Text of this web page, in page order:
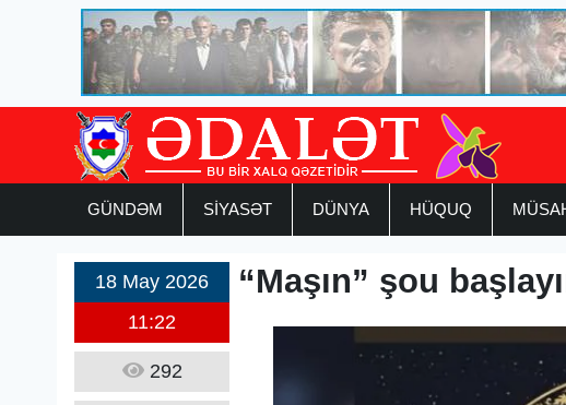
GÜNDƏM SİYASƏT DÜNYA HÜQUQ
18 May 2026
11:22
292
“Maşın” şou